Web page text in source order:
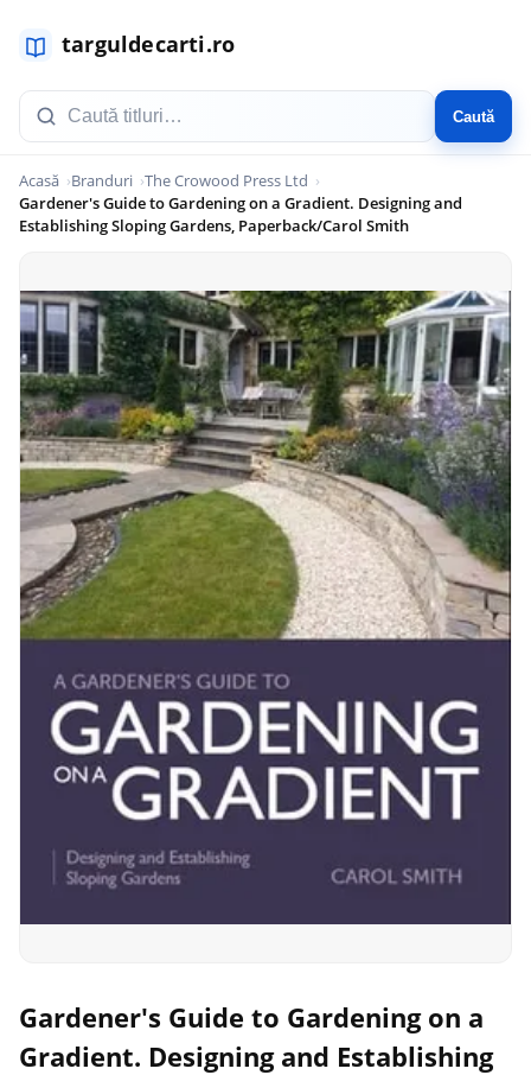
Caută
Acasă Branduri The Crowood Press Ltd
Gardener's Guide to Gardening on a Gradient. Designing and
Establishing Sloping Gardens, Paperback/Carol Smith
Gardener's Guide to Gardening on a
Gradient. Designing and Establishing